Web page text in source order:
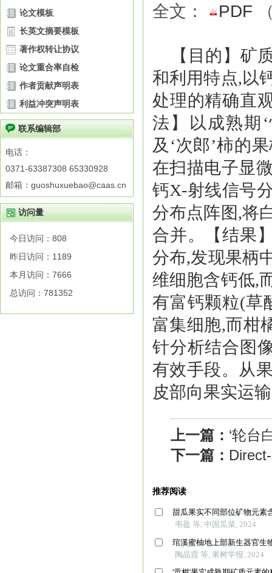
论文模板
长英文摘要模板
著作权转让协议
论文重合率自检
作者贡献声明表
利益冲突声明表
联系编辑部
电话：
0371-63387308 65330928
邮箱：guoshuxuebao@caas.cn
访问量
今日访问： 808
昨日访问： 1189
本月访问： 7666
总访问： 781352
全文：
PDF
【目的】矿
和利用特点,以
处理的精确直
法】以成熟期
及‘次郎’柿的
在扫描电子显
钙X-射线信号
分布点阵图,将
合并。【结果
分布,发现果柄
维细胞含钙低,
有富钙颗粒(草
富集细胞,而柑
针分析结合图
有效手段。从
皮部向果实运
上一篇： ‘轮台
下一篇：